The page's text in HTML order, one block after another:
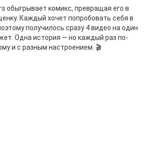
обыгрывает комикс, превращая его в
Каждый хочет попробовать себя в
получилось сразу 4 видео на один
Одна история — но каждый раз по-
и с разным настроением. 🎬